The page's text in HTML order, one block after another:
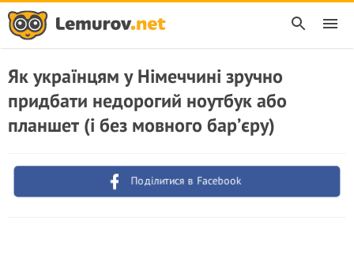
Як українцям у Німеччині зручно
придбати недорогий ноутбук або
планшет (і без мовного бар’єру)
Поділитися в Facebook